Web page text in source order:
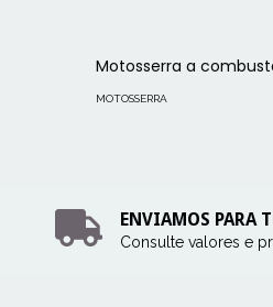
Motosserra a
MOTOSSERRA
ENVIAMOS PARA
Consulte valores e